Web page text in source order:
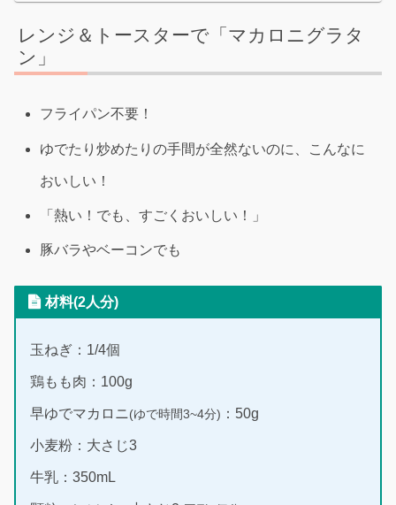
レンジ＆トースターで「マカロニグラタ
ン」
フライパン不要！
ゆでたり炒めたりの手間が全然ないのに、こんなに
おいしい！
「熱い！でも、すごくおいしい！」
豚バラやベーコンでも
材料(2人分)
玉ねぎ：1/4個
鶏もも肉：100g
早ゆでマカロニ(ゆで時間3~4分) ：50g
小麦粉：大さじ3
牛乳：350mL